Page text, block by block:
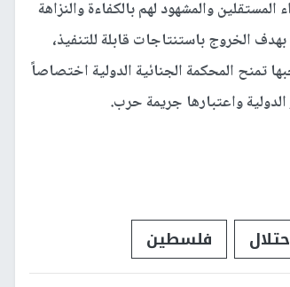
والمشهود لهم بالكفاءة والنزاهة
الخروج باستنتاجات قابلة للتنفيذ،
تمنح المحكمة الجنائية الدولية اختصاصاً
واعتبارها جريمة حرب.
فلسطين